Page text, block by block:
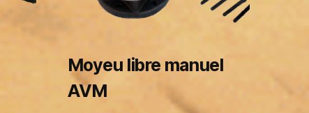
Moyeu libre manuel
AVM